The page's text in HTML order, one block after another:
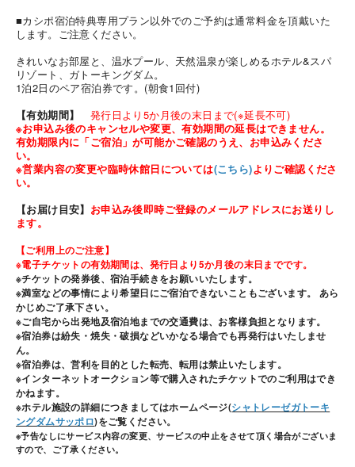
■カシポ宿泊特典専用プラン以外でのご予約は通常料金を頂戴いた
します。ご注意ください。
きれいなお部屋と、温水プール、天然温泉が楽しめるホテル&スパ
リゾート、ガトーキングダム。
1泊2日のペア宿泊券です。(朝食1回付)
【有効期間】
発行日より5か月後の末日まで(※延長不可)
※お申込み後のキャンセルや変更、有効期間の延長はできません。
有効期限内に「ご宿泊」が可能かご確認のうえ、お申込みくださ
い。
※営業内容の変更や臨時休館日については(こちら)よりご確認くださ
い。
【お届け目安】 お申込み後即時ご登録のメールアドレスにお送りし
ます。
【ご利用上のご注意】
※電子チケットの有効期間は、発行日より5か月後の末日までです。
※チケットの発券後、宿泊手続きをお願いいたします。
※満室などの事情により希望日にご宿泊できないこともございます。 あら
かじめご了承下さい。
※ご自宅から出発地及宿泊地までの交通費は、お客様負担となります。
※宿泊券は紛失・焼失・破損などいかなる場合でも再発行はいたしませ
ん。
※宿泊券は、営利を目的とした転売、転用は禁止いたします。
※インターネットオークション等で購入されたチケットでのご利用はでき
かねます。
※ホテル施設の詳細につきましてはホームページ(シャトレーゼガトーキ
ングダムサッポロ)をご覧ください。
※予告なしにサービス内容の変更、サービスの中止をさせて頂く場合がございま
すので、ご了承ください。
れる、こだわりのスイー
い。